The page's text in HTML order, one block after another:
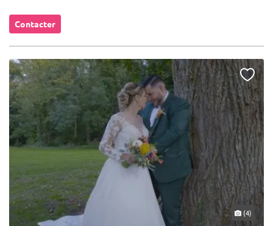
Contacter
(4)